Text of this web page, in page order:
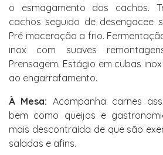
o esmagamento dos cachos.
cachos seguido de desengacee
Pré maceração a frio.
inox com suaves
Prensagem. Estágio em cubas
ao engarrafamento.
À Mesa: Acompanha carnes
bem como queijos e
mais descontraída de que são
saladas e afins.